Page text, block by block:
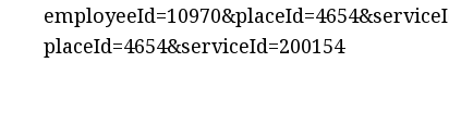
placeId=4654&serviceId=200154